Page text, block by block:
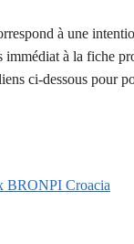
à une
immédiat à la fiche
ci-dessous pour
BRONPI Croacia